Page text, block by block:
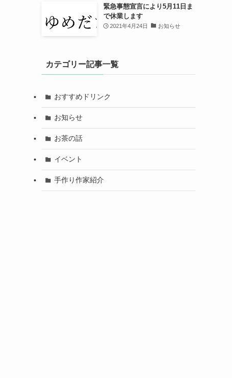
緊急事態宣言により5月11日ま
で休業します
2021年4月24日 お知らせ
カテゴリー記事一覧
おすすめドリンク
お知らせ
お茶の話
イベント
手作り作家紹介